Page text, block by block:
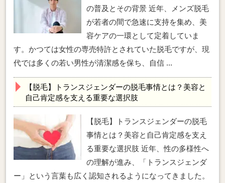
の普及とその背景 近年、メンズ脱毛
が若者の間で急速に支持を集め、美
容ケアの一環として定着していま
す。かつては女性の専売特許とされていた脱毛ですが、現
代では多くの若い男性が清潔感を保ち、自信 ...
【脱毛】トランスジェンダーの脱毛事情とは？美容と
自己肯定感を支える重要な選択肢
【脱毛】トランスジェンダーの脱毛
事情とは？美容と自己肯定感を支え
る重要な選択肢 近年、性の多様性へ
の理解が進み、「トランスジェンダ
ー」という言葉も広く認知されるようになってきました。